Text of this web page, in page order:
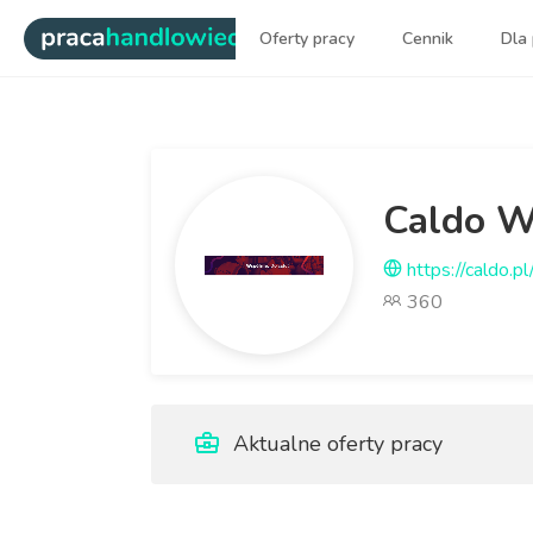
| Najlepsi ludzie sprzedaży
Oferty pracy Cennik Dla
Caldo
https://
360
Aktualne oferty pracy